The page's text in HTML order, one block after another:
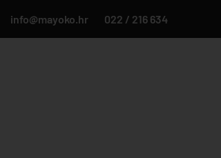
info@mayoko.hr 022 / 216 634